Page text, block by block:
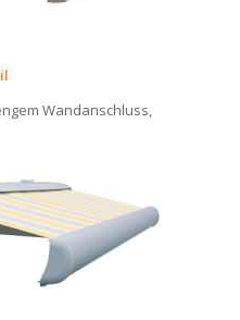
Wandanschluss,